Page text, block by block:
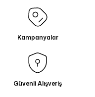
Kampanyalar
Güvenli Alışveriş